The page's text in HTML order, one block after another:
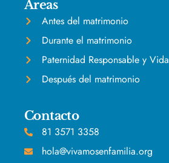
Áreas
Antes del matrimonio
Durante el matrimonio
Paternidad Responsable y Vida
Después del matrimonio
Contacto
81 3571 3358
hola@vivamosenfamilia.org